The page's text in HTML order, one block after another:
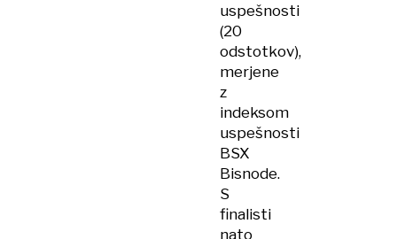
uspešnosti
(20
odstotkov),
merjene
z
indeksom
uspešnosti
BSX
Bisnode.
S
finalisti
nato